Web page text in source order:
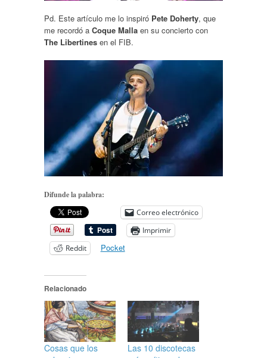
Pd. Este artículo me lo inspiró Pete Doherty, que
me recordó a Coque Mallaen su concierto con
The Libertinesen el FIB.
Difunde la palabra:
Correo electrónico
Imprimir
Reddit
Pocket
Relacionado
Cosas que los
Las 10 discotecas